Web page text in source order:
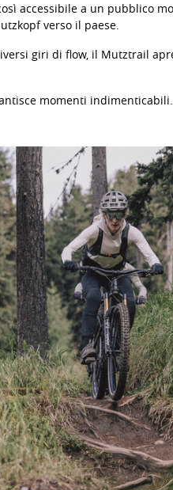
accessibile a un pubblico
verso il paese.
giri di flow, il Mutztrail
momenti indimenticabili.